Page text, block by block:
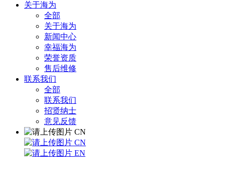
关于海为
全部
关于海为
新闻中心
幸福海为
荣誉资质
售后维修
联系我们
全部
联系我们
招贤纳士
意见反馈
CN
CN
EN